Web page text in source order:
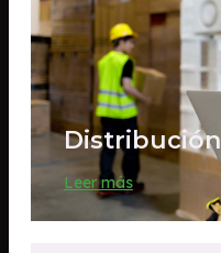
Distribución
Leer más